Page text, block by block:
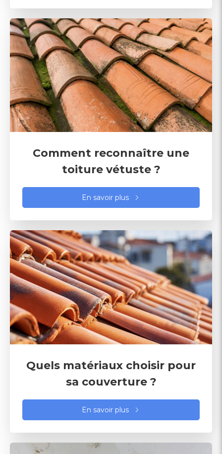
Comment reconnaître une
toiture vétuste ?
En savoir plus
Quels matériaux choisir pour
sa couverture ?
En savoir plus